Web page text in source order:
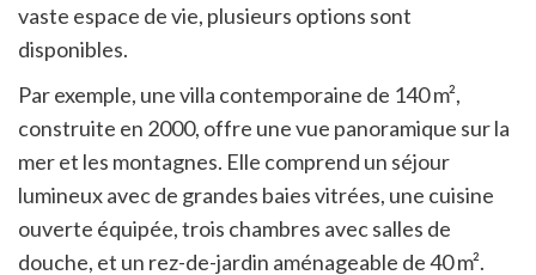
vaste espace de vie, plusieurs options sont
disponibles.
Par exemple, une villa contemporaine de 140 m²,
construite en 2000, offre une vue panoramique sur la
mer et les montagnes. Elle comprend un séjour
lumineux avec de grandes baies vitrées, une cuisine
ouverte équipée, trois chambres avec salles de
douche, et un rez-de-jardin aménageable de 40 m².